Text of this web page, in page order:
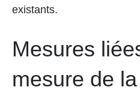
existants.
Mesures
mesure de